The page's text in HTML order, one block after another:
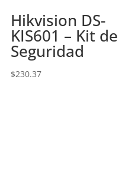
Hikvision DS-
KIS601 – Kit de
Seguridad
$230.37